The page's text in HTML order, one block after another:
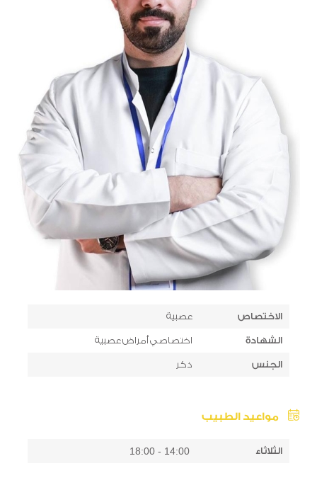
الاختصاص عصبية
الشهادة اختصاصي أمراض عصبية
الجنس ذكر
مواعيد الطبيب
الثلاثاء 14:00 - 18:00